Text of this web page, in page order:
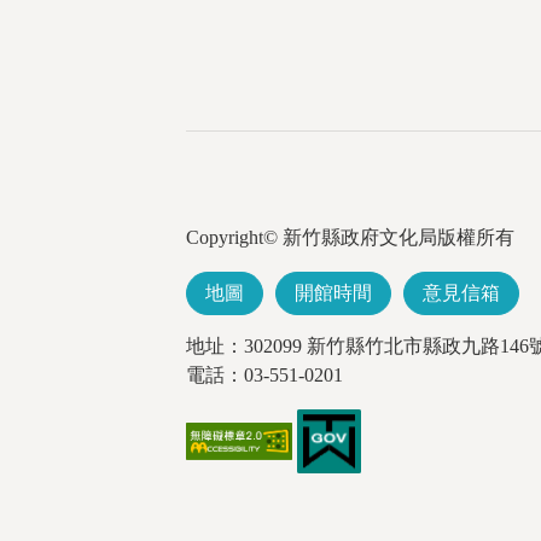
Copyright© 新竹縣政府文化局版權所有
地圖 開館時間 意見信箱
地址：302099 新竹縣竹北市縣政九路146
電話：03-551-0201